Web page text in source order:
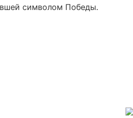
символом Победы.